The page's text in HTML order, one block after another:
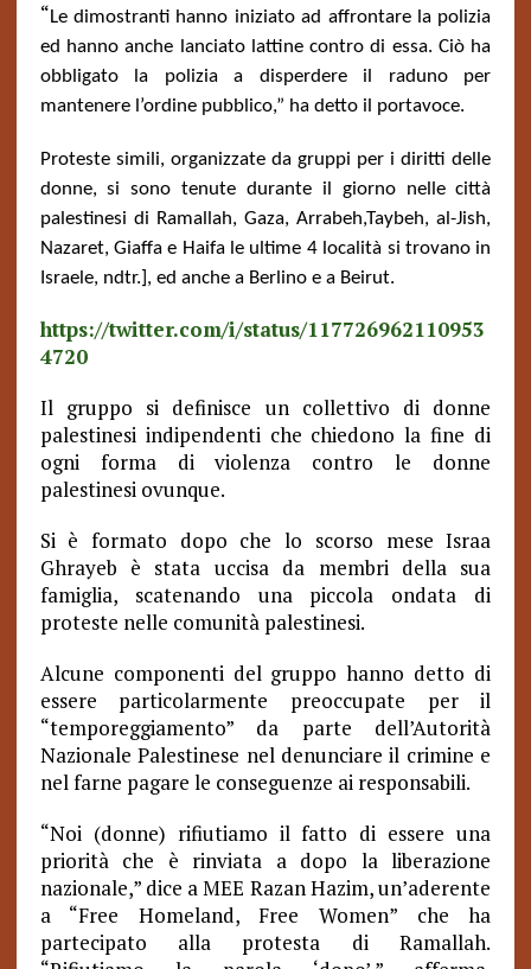
“Le dimostranti hanno iniziato ad affrontare la polizia
ed hanno anche lanciato lattine contro di essa. Ciò ha
obbligato la polizia a disperdere il raduno per
mantenere l’ordine pubblico,” ha detto il portavoce.
Proteste simili, organizzate da gruppi per i diritti delle
donne, si sono tenute durante il giorno nelle città
palestinesi di Ramallah, Gaza, Arrabeh,Taybeh, al-Jish,
Nazaret, Giaffa e Haifa le ultime 4 località si trovano in
Israele, ndtr.], ed anche a Berlino e a Beirut.
https://twitter.com/i/status/117726962110953
4720
Il gruppo si definisce un collettivo di donne
palestinesi indipendenti che chiedono la fine di
ogni forma di violenza contro le donne
palestinesi ovunque.
Si è formato dopo che lo scorso mese Israa
Ghrayeb è stata uccisa da membri della sua
famiglia, scatenando una piccola ondata di
proteste nelle comunità palestinesi.
Alcune componenti del gruppo hanno detto di
essere particolarmente preoccupate per il
“temporeggiamento” da parte dell’Autorità
Nazionale Palestinese nel denunciare il crimine e
nel farne pagare le conseguenze ai responsabili.
“Noi (donne) rifiutiamo il fatto di essere una
priorità che è rinviata a dopo la liberazione
nazionale,” dice a MEE Razan Hazim, un’aderente
a “Free Homeland, Free Women” che ha
partecipato alla protesta di Ramallah.